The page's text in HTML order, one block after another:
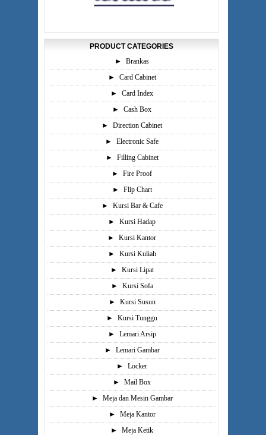
PRODUCT CATEGORIES
►
Brankas
►
Card Cabinet
►
Card Index
►
Cash Box
►
Direction Cabinet
►
Electronic Safe
►
Filling Cabinet
►
Fire Proof
►
Flip Chart
►
Kursi Bar & Cafe
►
Kursi Hadap
►
Kursi Kantor
►
Kursi Kuliah
►
Kursi Lipat
►
Kursi Sofa
►
Kursi Susun
►
Kursi Tunggu
►
Lemari Arsip
►
Lemari Gambar
►
Locker
►
Mail Box
►
Meja dan Mesin Gambar
►
Meja Kantor
►
Meja Ketik